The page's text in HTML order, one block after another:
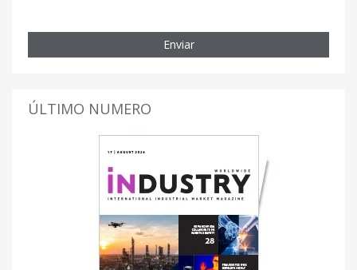
Enviar
ÚLTIMO NUMERO